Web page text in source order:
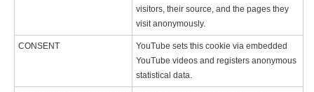
visitors, their source, and the pages they
visit anonymously.
CONSENT
YouTube sets this cookie via embedded
YouTube videos and registers anonymous
statistical data.